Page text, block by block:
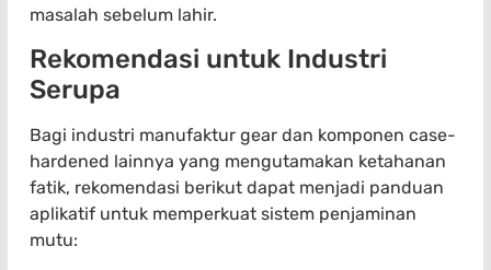
masalah sebelum lahir.
Rekomendasi untuk Industri
Serupa
Bagi industri manufaktur gear dan komponen case-
hardened lainnya yang mengutamakan ketahanan
fatik, rekomendasi berikut dapat menjadi panduan
aplikatif untuk memperkuat sistem penjaminan
mutu: